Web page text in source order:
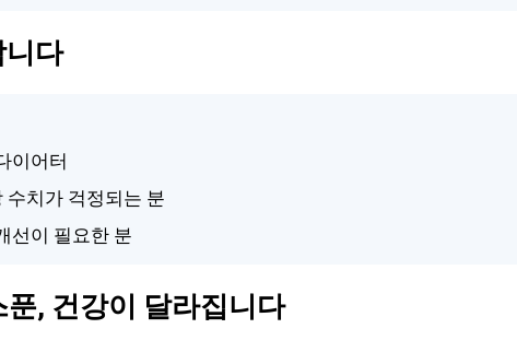
니다
이어터
치가 걱정되는 분
선이 필요한 분
, 건강이 달라집니다